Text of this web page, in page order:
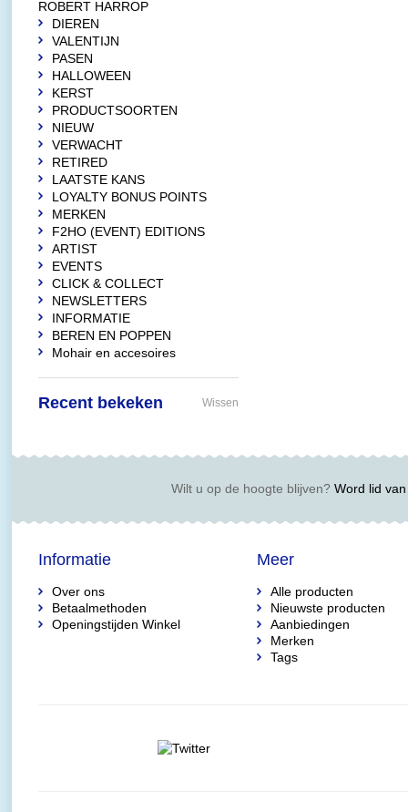
ROBERT HARROP
DIEREN
VALENTIJN
PASEN
HALLOWEEN
KERST
PRODUCTSOORTEN
NIEUW
VERWACHT
RETIRED
LAATSTE KANS
LOYALTY BONUS POINTS
MERKEN
F2HO (EVENT) EDITIONS
ARTIST
EVENTS
CLICK & COLLECT
NEWSLETTERS
INFORMATIE
BEREN EN POPPEN
Mohair en accesoires
Recent bekeken Wissen
Wilt u op de hoogte blijven?Word lid van
Informatie
Over ons
Betaalmethoden
Openingstijden Winkel
Meer
Alle producten
Nieuwste producten
Aanbiedingen
Merken
Tags